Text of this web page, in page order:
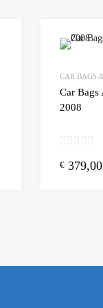
Add to Wishlist
Toevoegen aan
CAR BAGS
Car
2008
€ 379,00